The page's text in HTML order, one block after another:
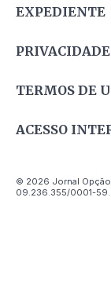
EXPEDIENTE
PRIVACIDADE
TERMOS DE
ACESSO
© 2026 Jornal
09.236.355/0001-